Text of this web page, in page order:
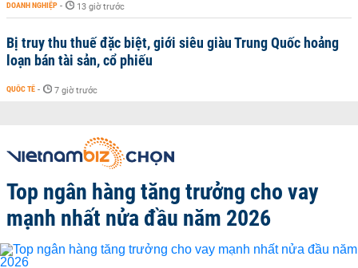
DOANH NGHIỆP - 13 giờ trước
Bị truy thu thuế đặc biệt, giới siêu giàu Trung Quốc hoảng
loạn bán tài sản, cổ phiếu
QUỐC TẾ - 7 giờ trước
Top ngân hàng tăng trưởng cho vay
mạnh nhất nửa đầu năm 2026